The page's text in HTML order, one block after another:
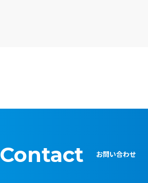
Contact お問い合わせ